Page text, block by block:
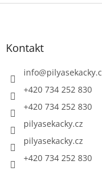
Z
Kontakt
info@
+420 734 252 830
+420 734 252 830
pilyasekacky.cz
pilyasekacky.cz
+420 734 252 830